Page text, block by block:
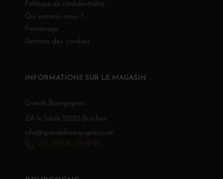
Politique de confidentialité
Qui sommes-nous ?
Parrainage
Gestion des cookies
INFORMATIONS SUR LE MAGASIN
Grands Bourgognes
ZA le Saule 21220 Brochon
info@grandsbourgognes.com
+33 (0)3 80 79 29 90